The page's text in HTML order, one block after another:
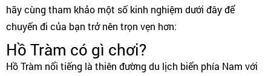
hãy cùng tham khảo một số kinh nghiệm dưới đây để
chuyến đi của bạn trở nên trọn vẹn hơn:
Hồ Tràm có gì chơi?
Hồ Tràm nổi tiếng là thiên đường du lịch biển phía Nam với